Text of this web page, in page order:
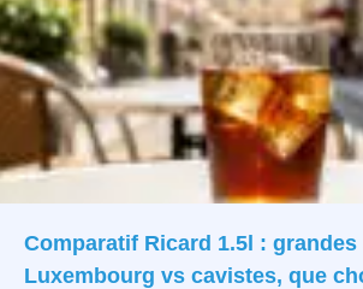
Comparatif Ricard 1.5l :
Luxembourg vs cavistes, que